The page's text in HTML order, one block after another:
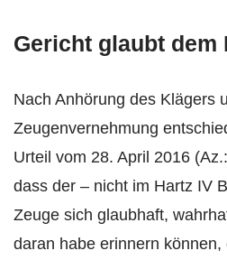
Gericht glaubt dem
Nach Anhörung des Klägers
Zeugenvernehmung
Urteil vom 28. April 2016
dass der – nicht im Hartz IV
Zeuge sich glaubhaft,
daran habe erinnern können,